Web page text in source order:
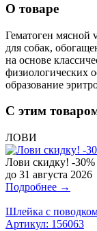
О товаре
Гематоген мясной
для собак,
на основе
физиологических
образование
С этим
ЛОВИ
Лови скидку! -30%
до 31 августа 2026
Подробнее →
Шлейка с
Артикул: 156063